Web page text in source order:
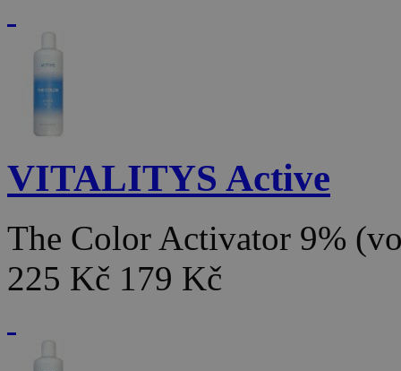
VITALITYS Active
The Color Activator 9%
225 Kč 179 Kč